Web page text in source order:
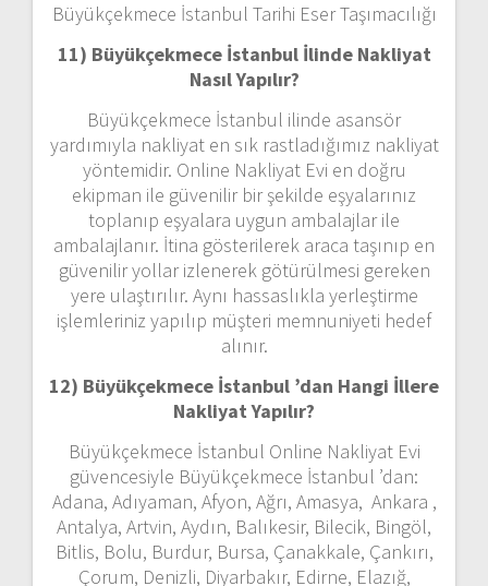
Büyükçekmece İstanbul Tarihi Eser Taşımacılığı
11) Büyükçekmece İstanbul İlinde Nakliyat
Nasıl Yapılır?
Büyükçekmece İstanbul ilinde asansör
yardımıyla nakliyat en sık rastladığımız nakliyat
yöntemidir. Online Nakliyat Evi en doğru
ekipman ile güvenilir bir şekilde eşyalarınız
toplanıp eşyalara uygun ambalajlar ile
ambalajlanır. İtina gösterilerek araca taşınıp en
güvenilir yollar izlenerek götürülmesi gereken
yere ulaştırılır. Aynı hassaslıkla yerleştirme
işlemleriniz yapılıp müşteri memnuniyeti hedef
alınır.
12) Büyükçekmece İstanbul ’dan Hangi İllere
Nakliyat Yapılır?
Büyükçekmece İstanbul Online Nakliyat Evi
güvencesiyle Büyükçekmece İstanbul ’dan:
Adana, Adıyaman, Afyon, Ağrı, Amasya, Ankara ,
Antalya, Artvin, Aydın, Balıkesir, Bilecik, Bingöl,
Bitlis, Bolu, Burdur, Bursa, Çanakkale, Çankırı,
Çorum, Denizli, Diyarbakır, Edirne, Elazığ,